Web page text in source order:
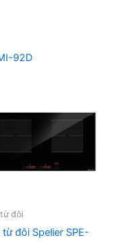
92D
đôi
từ đôi Spelier SPE-